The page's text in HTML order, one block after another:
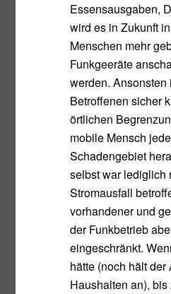
Essensausgaben,
wird es in Zukunft
Menschen mehr
Funkgeeräte
werden.
Betroffenen sicher
örtlichen
mobile Mensch
Schadengebiet
selbst war lediglich
Stromausfall
vorhandener und
der Funkbetrieb
eingeschränkt.
hätte (noch hält
Haushalten an),